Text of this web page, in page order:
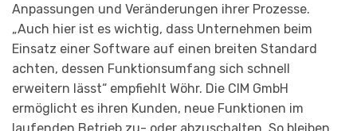
Anpassungen und Veränderungen ihrer Prozesse.
„Auch hier ist es wichtig, dass Unternehmen beim
Einsatz einer Software auf einen breiten Standard
achten, dessen Funktionsumfang sich schnell
erweitern lässt“ empfiehlt Wöhr. Die CIM GmbH
ermöglicht es ihren Kunden, neue Funktionen im
laufenden Betrieb zu- oder abzuschalten. So bleiben